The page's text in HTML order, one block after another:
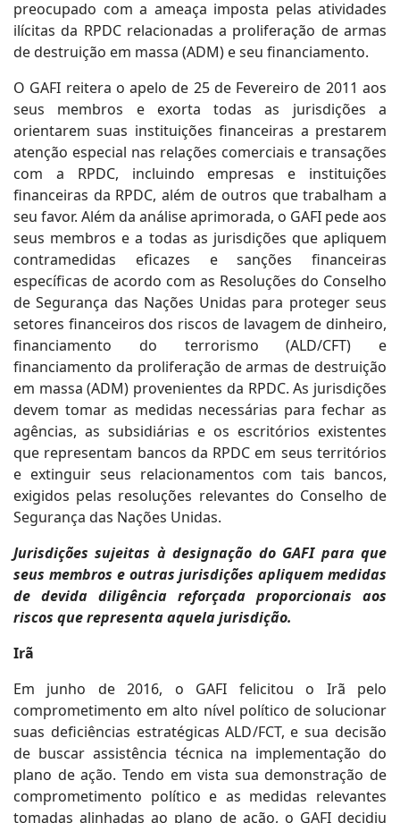
preocupado com a ameaça imposta pelas atividades
ilícitas da RPDC relacionadas a proliferação de armas
de destruição em massa (ADM) e seu financiamento.
O GAFI reitera o apelo de 25 de Fevereiro de 2011 aos
seus membros e exorta todas as jurisdições a
orientarem suas instituições financeiras a prestarem
atenção especial nas relações comerciais e transações
com a RPDC, incluindo empresas e instituições
financeiras da RPDC, além de outros que trabalham a
seu favor. Além da análise aprimorada, o GAFI pede aos
seus membros e a todas as jurisdições que apliquem
contramedidas eficazes e sanções financeiras
específicas de acordo com as Resoluções do Conselho
de Segurança das Nações Unidas para proteger seus
setores financeiros dos riscos de lavagem de dinheiro,
financiamento do terrorismo (ALD/CFT) e
financiamento da proliferação de armas de destruição
em massa (ADM) provenientes da RPDC. As jurisdições
devem tomar as medidas necessárias para fechar as
agências, as subsidiárias e os escritórios existentes
que representam bancos da RPDC em seus territórios
e extinguir seus relacionamentos com tais bancos,
exigidos pelas resoluções relevantes do Conselho de
Segurança das Nações Unidas.
Jurisdições sujeitas à designação do GAFI para que
seus membros e outras jurisdições apliquem medidas
de devida diligência reforçada proporcionais aos
riscos que representa aquela jurisdição.
Irã
Em junho de 2016, o GAFI felicitou o Irã pelo
comprometimento em alto nível político de solucionar
suas deficiências estratégicas ALD/FCT, e sua decisão
de buscar assistência técnica na implementação do
plano de ação. Tendo em vista sua demonstração de
comprometimento político e as medidas relevantes
tomadas alinhadas ao plano de ação, o GAFI decidiu